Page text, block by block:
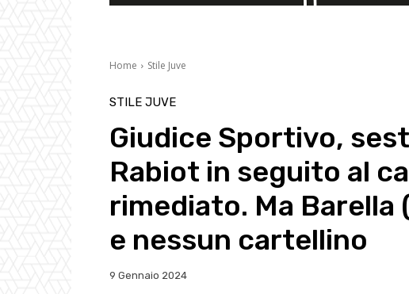
Home Stile Juve
STILE JUVE
Giudice Sportivo,
Rabiot in seguito al
rimediato. Ma
e nessun cartellino
9 Gennaio 2024